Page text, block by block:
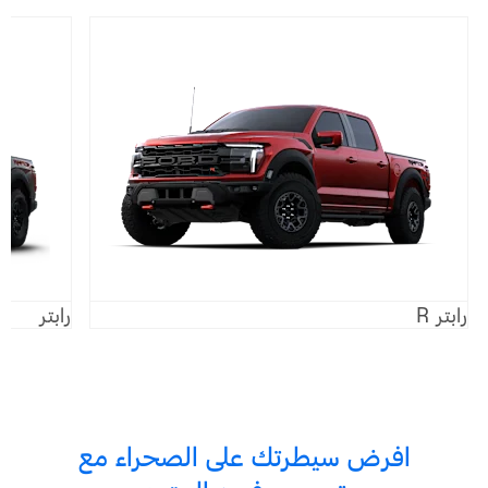
رابتر R رابتر
افرض سيطرتك على الصحراء مع